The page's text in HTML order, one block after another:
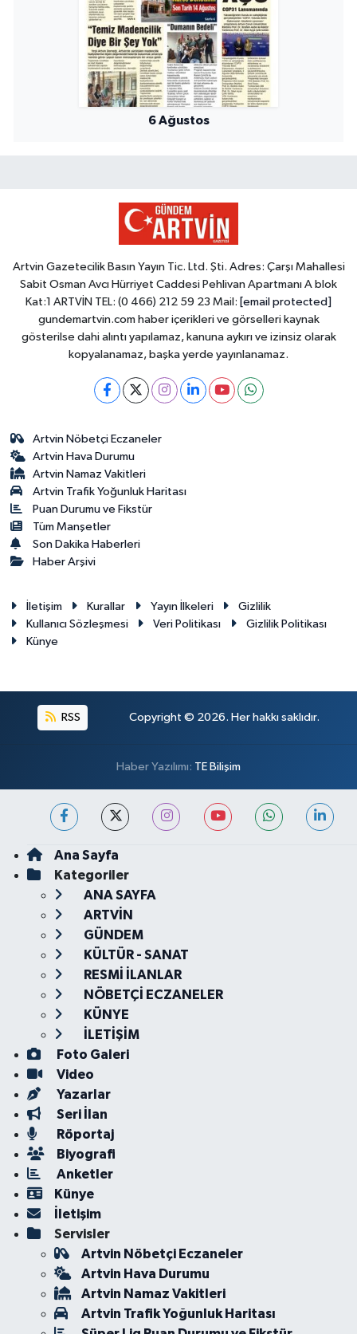
6 Ağustos
Artvin Gazetecilik Basın Yayın Tic. Ltd. Şti. Adres: Çarşı Mahallesi
Sabit Osman Avcı Hürriyet Caddesi Pehlivan Apartmanı A blok
Kat:1 ARTVİN TEL: (0 466) 212 59 23 Mail: [email protected]
gundemartvin.com haber içerikleri ve görselleri kaynak
gösterilse dahi alıntı yapılamaz, kanuna aykırı ve izinsiz olarak
kopyalanamaz, başka yerde yayınlanamaz.
Artvin Nöbetçi Eczaneler
Artvin Hava Durumu
Artvin Namaz Vakitleri
Artvin Trafik Yoğunluk Haritası
Puan Durumu ve Fikstür
Tüm Manşetler
Son Dakika Haberleri
Haber Arşivi
İletişim Kurallar Yayın İlkeleri
Gizlilik
Kullanıcı Sözleşmesi
Veri Politikası
Gizlilik Politikası
Künye
RSS Copyright © 2026. Her hakkı saklıdır.
Haber Yazılımı: TE Bilişim
Ana Sayfa
Kategoriler
ANA SAYFA
ARTVİN
GÜNDEM
KÜLTÜR - SANAT
RESMİ İLANLAR
NÖBETÇİ ECZANELER
KÜNYE
İLETİŞİM
Foto Galeri
Video
Yazarlar
Seri İlan
Röportaj
Biyografi
Anketler
Künye
İletişim
Servisler
Artvin Nöbetçi Eczaneler
Artvin Hava Durumu
Artvin Namaz Vakitleri
Artvin Trafik Yoğunluk Haritası